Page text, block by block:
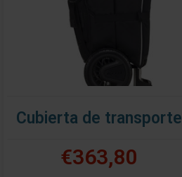
Cubierta de transporte
€363,80